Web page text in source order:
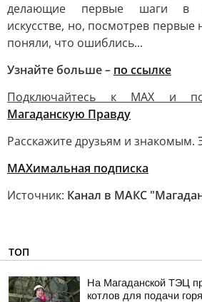
делающие первые шаги в
искусстве, но, посмотрев
поняли, что ошиблись...
Узнайте больше – по ссылке
Подключайтесь к MAX и
Магаданскую Правду
Расскажите друзьям и знакомым.
МАХимальная подписка
Источник: Канал в МАКС
ТОП
На Магаданской ТЭЦ
котлов для подачи